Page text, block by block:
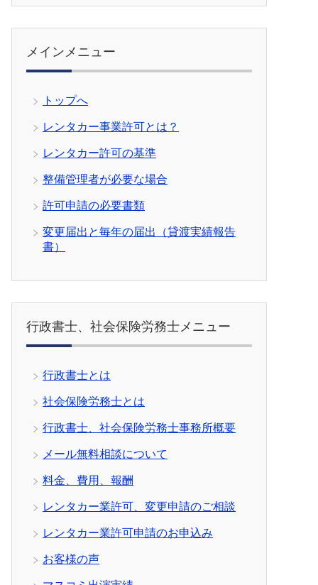
メインメニュー
トップへ
レンタカー事業許可とは？
レンタカー許可の基準
整備管理者が必要な場合
許可申請の必要書類
変更届出と毎年の届出（貸渡実績報告
書）
行政書士、社会保険労務士メニュー
行政書士とは
社会保険労務士とは
行政書士、社会保険労務士事務所概要
メール無料相談について
料金、費用、報酬
レンタカー業許可、変更申請のご相談
レンタカー業許可申請のお申込み
お客様の声